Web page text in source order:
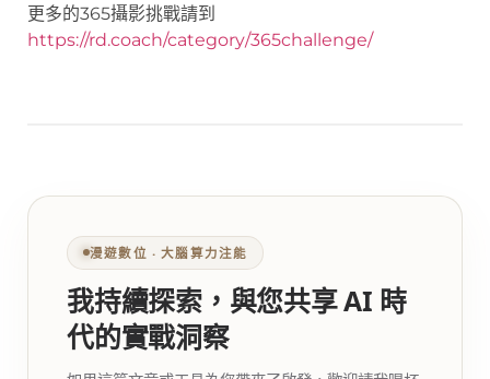
更多的365攝影挑戰請到
https://rd.coach/category/365challenge/
漫遊數位 ‧ 大腦算力注能
我持續探索，與您共享 AI 時
代的實戰洞察